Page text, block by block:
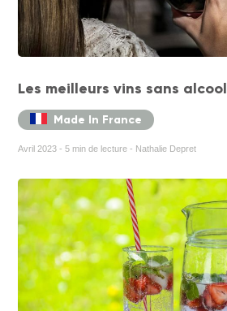
Les meilleurs vins sans alcool
Made In France
Avril 2023 - 5 min de lecture - Nathalie Depret